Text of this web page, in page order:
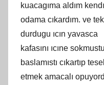
kuacagıma aldım kendı
odama cıkardım. ve
durdugu ıcın yavasca
kafasını ıcıne
baslamıstı cıkartıp
etmek amacalı